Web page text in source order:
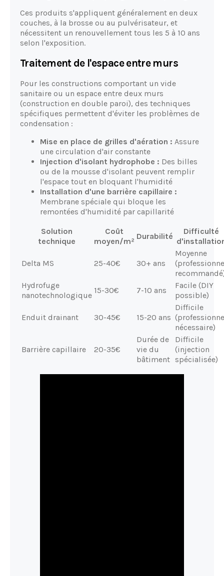
Ces produits s'appliquent généralement en deux
couches, à la brosse ou au pulvérisateur, et
nécessitent un renouvellement tous les 5 à 10 ans
selon l'exposition.
Traitement de l'espace entre murs
Pour les constructions comportant un vide
sanitaire ou un espace entre deux murs
(construction en double paroi), des techniques
spécifiques permettent d'éviter les problèmes de
condensation :
Mise en place de grilles d'aération : Assure
une circulation d'air constante
Injection d'isolant hydrophobe : Des billes
ou de la mousse d'isolant peuvent remplir
l'espace tout en bloquant l'humidité
Installation d'une barrière capillaire :
Membrane spéciale qui bloque les
remontées d'humidité par capillarité
Solution
technique
Coût
moyen/m²
Durabilité
Difficulté
Delta MS 25-40€ 30+ ans
Moyenne
Hydrofuge
nanotechnologique
15-30€ 7-10 ans
Facile (DIY
possible)
Enduit drainant 30-45€ 15-20 ans
Difficile
nécessaire)
Barrière capillaire 20-35€
Durée de
vie du
bâtiment
Difficile
(injection
spécialisée)